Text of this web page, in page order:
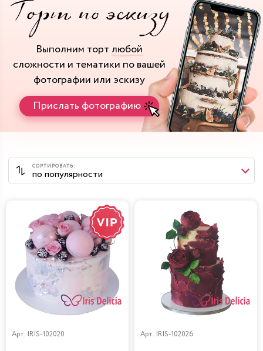
Выполним торт любой
сложности и тематики по вашей
фотографии или эскизу
Прислать фотографию
Арт. IRIS-102020 Арт. IRIS-102026